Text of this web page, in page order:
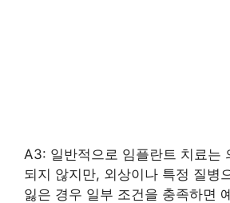
A3: 일반적으로 임플란트 치료는
되지 않지만, 외상이나 특정 질병
잃은 경우 일부 조건을 충족하면